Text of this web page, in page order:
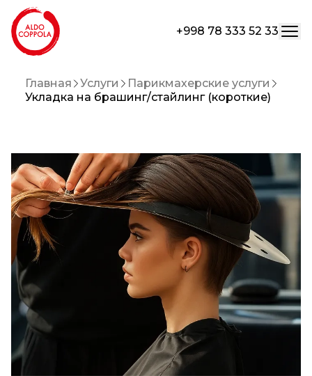
+998 78 333 52 33
Главная Услуги
Парикмахерские услуги
Укладка на брашинг/стайлинг (короткие)